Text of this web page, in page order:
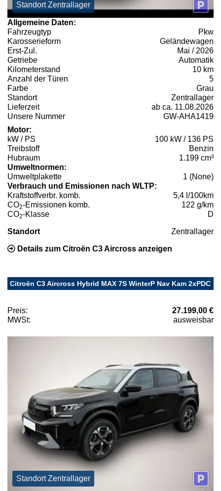
Standort Zentrallager
Allgemeine Daten:
Fahrzeugtyp
Pkw
Karosserieform
Geländewagen
Erst-Zul.
Mai / 2026
Getriebe
Automatik
Kilometerstand
10 km
Anzahl der Türen
5
Farbe
Grau
Standort
Zentrallager
Lieferzeit
ab ca. 11.08.2026
Unsere Nummer
GW-AHA1419
Motor:
kW / PS
100 kW / 136 PS
Treibstoff
Benzin
Hubraum
1.199 cm³
Umweltnormen:
Umweltplakette
1 (None)
Verbrauch und Emissionen nach WLTP:
Kraftstoffverbr. komb.
5,4 l/100km
CO2-Emissionen komb.
122 g/km
CO2-Klasse D
Standort Zentrallager
Details zum Citroën C3 Aircross anzeigen
Citroën C3 Aircross Hybrid MAX 7S WinterP Nav Kam 2xPDC
Preis:
27.199,00 €
MWSt:
ausweisbar
Standort Zentrallager